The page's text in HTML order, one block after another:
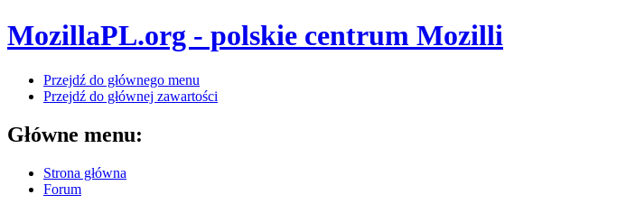
MozillaPL.org - polskie centrum Mozilli
Przejdź do głównego menu
Przejdź do głównej zawartości
Główne menu:
Strona główna
Forum